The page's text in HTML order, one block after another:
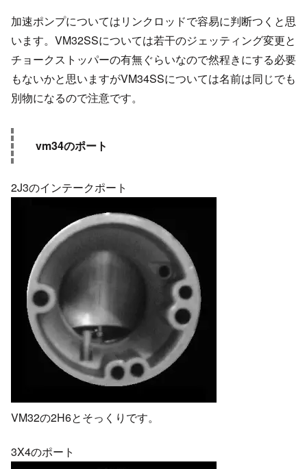
加速ポンプについてはリンクロッドで容易に判断つくと思
います。VM32SSについては若干のジェッティング変更と
チョークストッパーの有無ぐらいなので然程きにする必要
もないかと思いますがVM34SSについては名前は同じでも
別物になるので注意です。
vm34のポート
2J3のインテークポート
VM32の2H6とそっくりです。
3X4のポート